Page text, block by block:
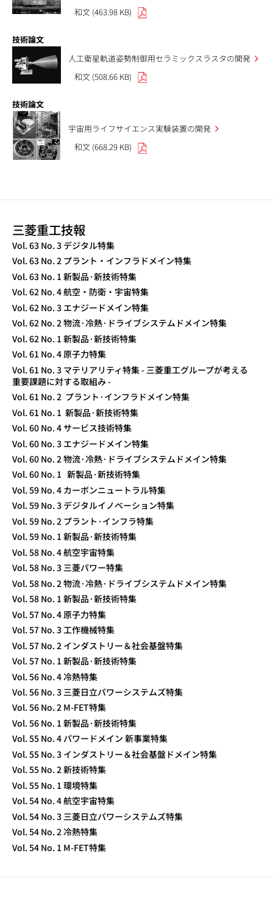
和文 (463.98 KB)
技術論文
人工衛星軌道姿勢制御用セラミックスラスタの開発
和文 (508.66 KB)
技術論文
宇宙用ライフサイエンス実験装置の開発
和文 (668.29 KB)
三菱重工技報
Vol. 63 No. 3 デジタル特集
Vol. 63 No. 2 プラント・インフラドメイン特集
Vol. 63 No. 1 新製品·新技術特集
Vol. 62 No. 4 航空・防衛・宇宙特集
Vol. 62 No. 3 エナジードメイン特集
Vol. 62 No. 2 物流·冷熱·ドライブシステムドメイン特集
Vol. 62 No. 1 新製品·新技術特集
Vol. 61 No. 4 原子力特集
Vol. 61 No. 3 マテリアリティ特集 - 三菱重工グループが考える
重要課題に対する取組み -
Vol. 61 No. 2 プラント·インフラドメイン特集
Vol. 61 No. 1 新製品·新技術特集
Vol. 60 No. 4 サービス技術特集
Vol. 60 No. 3 エナジードメイン特集
Vol. 60 No. 2 物流·冷熱·ドライブシステムドメイン特集
Vol. 60 No. 1 新製品·新技術特集
Vol. 59 No. 4 カーボンニュートラル特集
Vol. 59 No. 3 デジタルイノベーション特集
Vol. 59 No. 2 プラント·インフラ特集
Vol. 59 No. 1 新製品·新技術特集
Vol. 58 No. 4 航空宇宙特集
Vol. 58 No. 3 三菱パワー特集
Vol. 58 No. 2 物流·冷熱·ドライブシステムドメイン特集
Vol. 58 No. 1 新製品·新技術特集
Vol. 57 No. 4 原子力特集
Vol. 57 No. 3 工作機械特集
Vol. 57 No. 2 インダストリー＆社会基盤特集
Vol. 57 No. 1 新製品·新技術特集
Vol. 56 No. 4 冷熱特集
Vol. 56 No. 3 三菱日立パワーシステムズ特集
Vol. 56 No. 2 M-FET特集
Vol. 56 No. 1 新製品·新技術特集
Vol. 55 No. 4 パワードメイン 新事業特集
Vol. 55 No. 3 インダストリー＆社会基盤ドメイン特集
Vol. 55 No. 2 新技術特集
Vol. 55 No. 1 環境特集
Vol. 54 No. 4 航空宇宙特集
Vol. 54 No. 3 三菱日立パワーシステムズ特集
Vol. 54 No. 2 冷熱特集
Vol. 54 No. 1 M-FET特集